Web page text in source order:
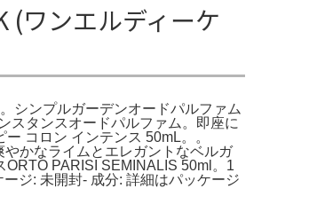
(ワンエルディーケ
シンプルガーデンオードパルファム
スタンスオードパルファム。即座に
コロン インテンス 50mL。。
かなライムとエレガントなベルガ
PARISI SEMINALIS 50ml。1
ジ: 未開封- 成分: 詳細はパッケージ